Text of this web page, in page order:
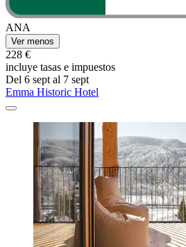
ANA
Ver menos
228 €
incluye tasas e impuestos
Del 6 sept al 7 sept
Emma Historic Hotel